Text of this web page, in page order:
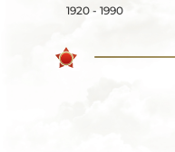
1920 - 1990